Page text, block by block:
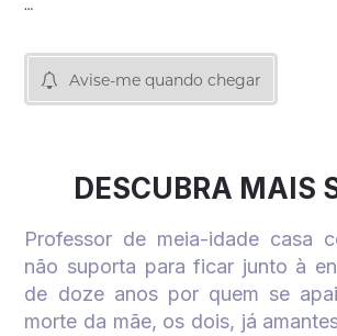
Avise-me quando chegar
DESCUBRA MAIS
Professor de meia-idade casa
não suporta para ficar junto à
de doze anos por quem se
morte da mãe, os dois, já